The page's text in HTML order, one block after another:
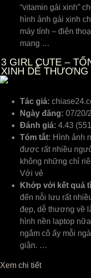
“vitamin gái xinh”
hình ảnh gái xinh
máy tính – điện
mang …
3 GIRL CUTE –
XINH DỄ
Tác giả:
Ngày đăng: 07/20/
Đánh giá: 4.43
Tóm tắt: Hình ảnh
được rất nhiều
không những chỉ
Với vẻ
Khớp với kết quả
đến nỗi lưu rất
đẹp, dễ thương về
hình nền laptop
ngắm cô ấy mỗi
giận. …
Xem chi tiết